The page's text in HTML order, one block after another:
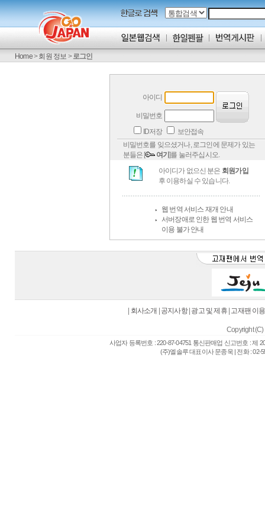
Home>회원 정보 >로그인
아이디
비밀번호
ID저장
보안접속
비밀번호를 잊으셨거나, 로그인에 문제가 있는
분들은 [
여기]를 눌러주십시오.
아이디가 없으신 분은 회원가입
후 이용하실 수 있습니다.
웹 번역 서비스 재개 안내
서버장애로 인한 웹 번역 서비스
이용 불가 안내
회사소개 공지사항| 광고 및 제휴| 고재팬 이
Copyright (C)
사업자 등록번호 : 220-87-04751 통신판매업 신고번호 : 제
(주)엘솔루 대표이사 문종욱 | 전화 : 02-